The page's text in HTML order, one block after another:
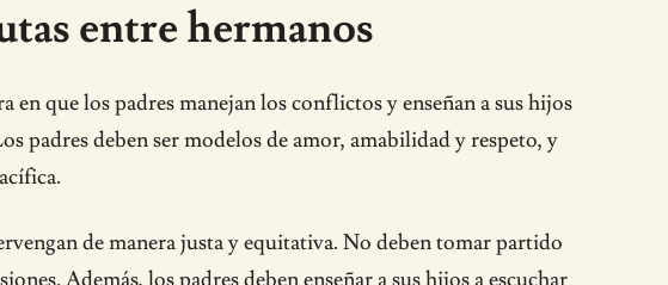
entre hermanos
que los padres manejan los conflictos y enseñan a sus hijos
padres deben ser modelos de amor, amabilidad y respeto, y
de manera justa y equitativa. No deben tomar partido